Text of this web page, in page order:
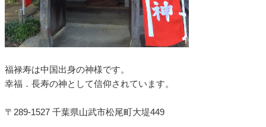
福禄寿は中国出身の神様です。
幸福．長寿の神として信仰されています。
〒289-1527 千葉県山武市松尾町大堤449